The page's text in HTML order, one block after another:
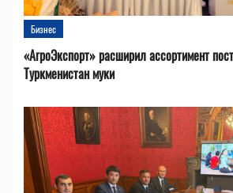
Бизнес
«АгроЭкспорт» расширил ассортимент
Туркменистан муки